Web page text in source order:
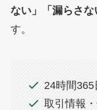
ない」「漏らさな
す。
24時間
取引情報